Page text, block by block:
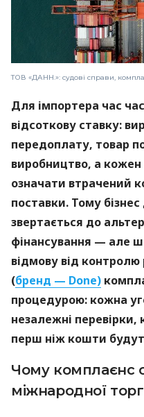
ТОВ «ДАНН.»: судові справи,
Для імпортера час
відсоткову ставку:
передоплату, товар
виробництво, а
означати втрачений
поставки. Тому
звертається до
фінансування — але
відмову від
(бренд — Done)
процедурою: кожна
незалежні перевірки,
перш ніж кошти
Чому комплаєнс
міжнародної